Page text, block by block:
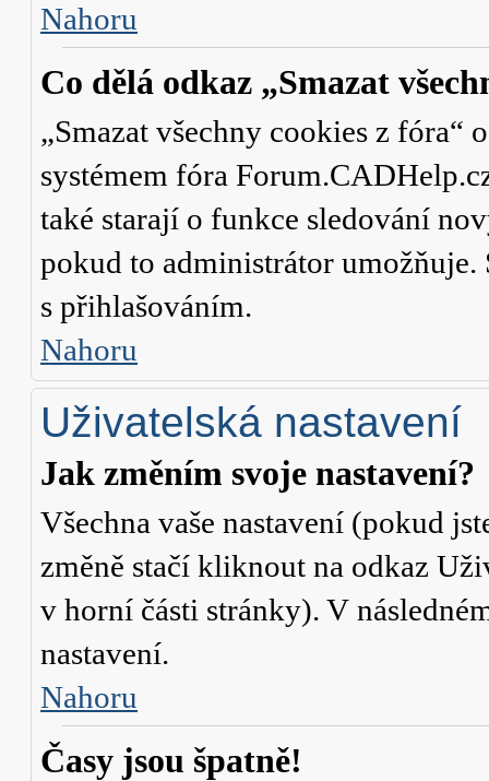
Nahoru
Co dělá odkaz „Smazat
„Smazat všechny cookies z fóra“
systémem fóra
také starají o funkce sledování
pokud to administrátor umožňuje.
s přihlašováním.
Nahoru
Uživatelská nastavení
Jak změním svoje nastavení?
Všechna vaše nastavení (pokud
změně stačí kliknout na odkaz
v horní části stránky). V
nastavení.
Nahoru
Časy jsou špatně!